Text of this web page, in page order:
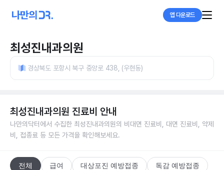
앱 다운로드
최성진내과의원
경상북도 포항시 북구 중앙로 438, (우현동)
최성진내과의원 진료비 안내
나만의닥터에서 수집한 최성진내과의원의 비대면 진료비, 대면 진료비, 약제
비, 접종료 등 모든 가격을 확인해보세요.
전체 급여 대상포진 예방접종 독감 예방접종